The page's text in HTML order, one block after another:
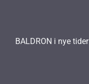
BALDRON i nye tider